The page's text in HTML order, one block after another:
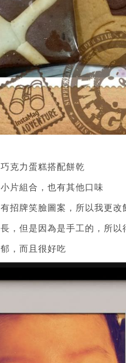
克力蛋糕搭配餅乾
片組合，也有其他口味
招牌笑臉圖案，所以我更改
，但是因為是手工的，所以
，而且很好吃